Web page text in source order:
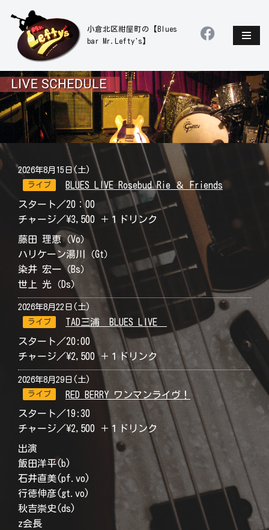
ン
ン
ツ
へ
ス
プ
小倉北区紺屋町の【Blues
bar Mr.Lefty's】
2026年8月15日(土)
ライブ
BLUES LIVE Rosebud Rie ＆ Friends
スタート／20：00
チャージ／\3,500 ＋１ドリンク
藤田 理恵（Vo）
ハリケーン湯川（Gt）
染井 宏一（Bs）
世上 光（Ds）
2026年8月22日(土)
ライブ
TAD三浦 BLUES LIVE
スタート／20:00
チャージ／\2,500 ＋１ドリンク
2026年8月29日(土)
ライブ
RED BERRY ワンマンライヴ！
スタート／19:30
チャージ／\2,500 ＋１ドリンク
出演
飯田洋平(b)
石井直美(pf.vo)
行徳伸彦(gt.vo)
秋吉崇史(ds)
z会長